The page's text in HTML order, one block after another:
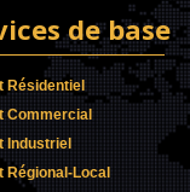
Résidentiel
Commercial
Industriel
Régional-Local
de base